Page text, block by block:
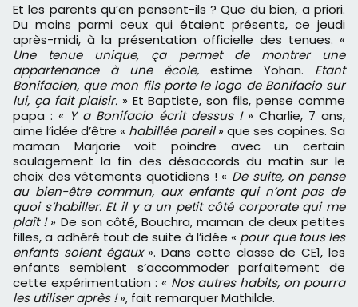
Et les parents qu’en pensent-ils ? Que du bien, a priori.
Du moins parmi ceux qui étaient présents, ce jeudi
après-midi, à la présentation officielle des tenues. «
Une tenue unique, ça permet de montrer une
appartenance à une école, estime Yohan. Etant
Bonifacien, que mon fils porte le logo de Bonifacio sur
lui, ça fait plaisir. » Et Baptiste, son fils, pense comme
papa : « Y a Bonifacio écrit dessus ! » Charlie, 7 ans,
aime l’idée d’être « habillée pareil» que ses copines. Sa
maman Marjorie voit poindre avec un certain
soulagement la fin des désaccords du matin sur le
choix des vêtements quotidiens ! « De suite, on pense
au bien-être commun, aux enfants qui n’ont pas de
quoi s’habiller. Et il y a un petit côté corporate qui me
plaît !» De son côté, Bouchra, maman de deux petites
filles, a adhéré tout de suite à l’idée « pour que tous les
enfants soient égaux ». Dans cette classe de CE1, les
enfants semblent s’accommoder parfaitement de
cette expérimentation : « Nos autres habits, on pourra
les utiliser après !», fait remarquer Mathilde.